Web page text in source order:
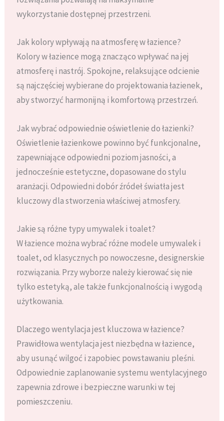
wykorzystanie dostępnej przestrzeni.
Jak kolory wpływają na atmosferę w łazience?
Kolory w łazience mogą znacząco wpływać na jej
atmosferę i nastrój. Spokojne, relaksujące odcienie
są najczęściej wybierane do projektowania łazienek,
aby stworzyć harmonijną i komfortową przestrzeń.
Jak wybrać odpowiednie oświetlenie do łazienki?
Oświetlenie łazienkowe powinno być funkcjonalne,
zapewniające odpowiedni poziom jasności, a
jednocześnie estetyczne, dopasowane do stylu
aranżacji. Odpowiedni dobór źródeł światła jest
kluczowy dla stworzenia właściwej atmosfery.
Jakie są różne typy umywalek i toalet?
W łazience można wybrać różne modele umywalek i
toalet, od klasycznych po nowoczesne, designerskie
rozwiązania. Przy wyborze należy kierować się nie
tylko estetyką, ale także funkcjonalnością i wygodą
użytkowania.
Dlaczego wentylacja jest kluczowa w łazience?
Prawidłowa wentylacja jest niezbędna w łazience,
aby usunąć wilgoć i zapobiec powstawaniu pleśni.
Odpowiednie zaplanowanie systemu wentylacyjnego
zapewnia zdrowe i bezpieczne warunki w tej
pomieszczeniu.